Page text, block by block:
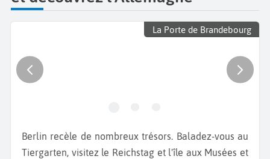
La Porte de Brandebourg
Berlin recèle de nombreux trésors. Baladez-vous au
Tiergarten, visitez le Reichstag et l'île aux Musées et